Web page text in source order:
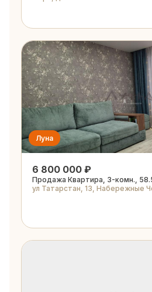
Луна
6 800 000 ₽
Продажа Квартира, 3-комн.,
ул Татарстан, 13, Набережные